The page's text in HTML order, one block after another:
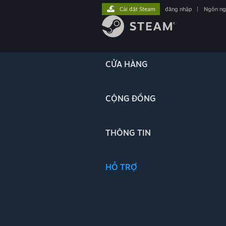
CỬA HÀNG
CỘNG ĐỒNG
THÔNG TIN
HỖ TRỢ
Cài đặt Steam đăng nhập Ngôn